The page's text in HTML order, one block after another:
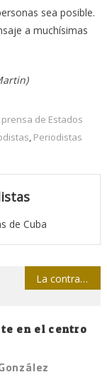
sea posible.
a muchísimas
de Estados
, Periodistas
de Cuba
La contraofensiva global de la derecha
en el centro